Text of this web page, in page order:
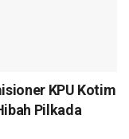
KPU Kotim
Pilkada